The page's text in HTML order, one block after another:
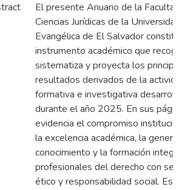
El presente Anuario de la
Ciencias Jurídicas de la Universidad
Evangélica de El Salvador
instrumento académico que
sistematiza y proyecta los
resultados derivados de la
formativa e investigativa
durante el año 2025. En sus
evidencia el compromiso
la excelencia académica, la
conocimiento y la formación
profesionales del derecho con
ético y responsabilidad social. Este